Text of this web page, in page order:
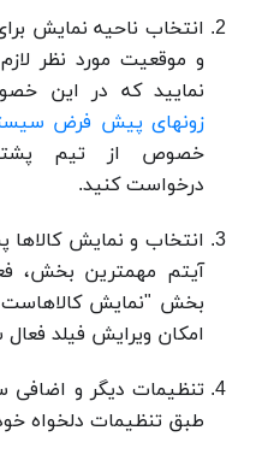
انتخاب ناحیه نمایش
و موقعیت مورد نظر
نمایید که در این
زونهای پیش فرض
خصوص از تیم
درخواست کنید.
انتخاب و نمایش
آیتم مهمترین بخش،
بخش "نمایش کالاهاست
امکان ویرایش فیلد
تنظیمات دیگر و اضافی
طبق تنظیمات دلخواه